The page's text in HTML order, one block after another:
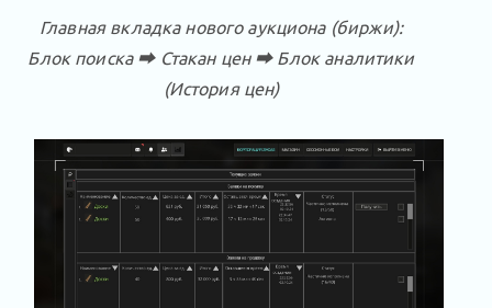
Главная вкладка нового аукциона (биржи):
Блок поиска ⮕ Стакан цен ⮕ Блок аналитики
(История цен)